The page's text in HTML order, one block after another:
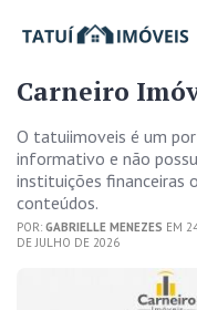
Carneiro
O tatuiimoveis é um
informativo e não
instituições financeiras
conteúdos.
POR: GABRIELLE MENEZES EM
DE JULHO DE 2026